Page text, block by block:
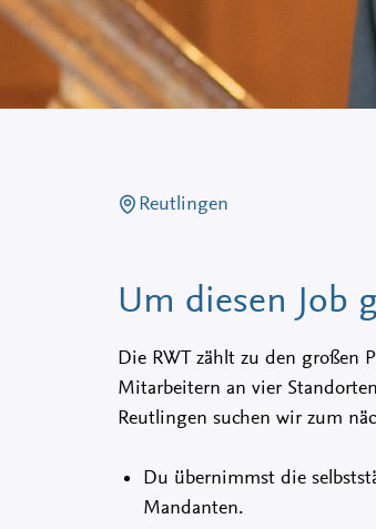
Reutlingen
Um diesen Job
Die RWT zählt zu den
Mitarbeitern an vier
Reutlingen suchen wir zum
Du übernimmst die
Mandanten.